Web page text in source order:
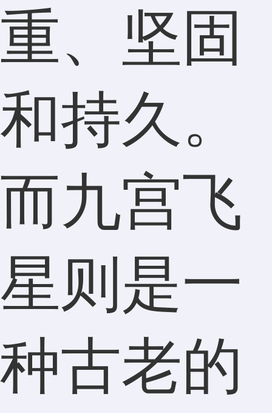
重、坚固
和持久。
而九宫飞
星则是一
种古老的